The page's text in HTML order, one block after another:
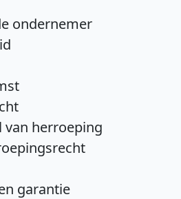
ondernemer
van herroeping
garantie